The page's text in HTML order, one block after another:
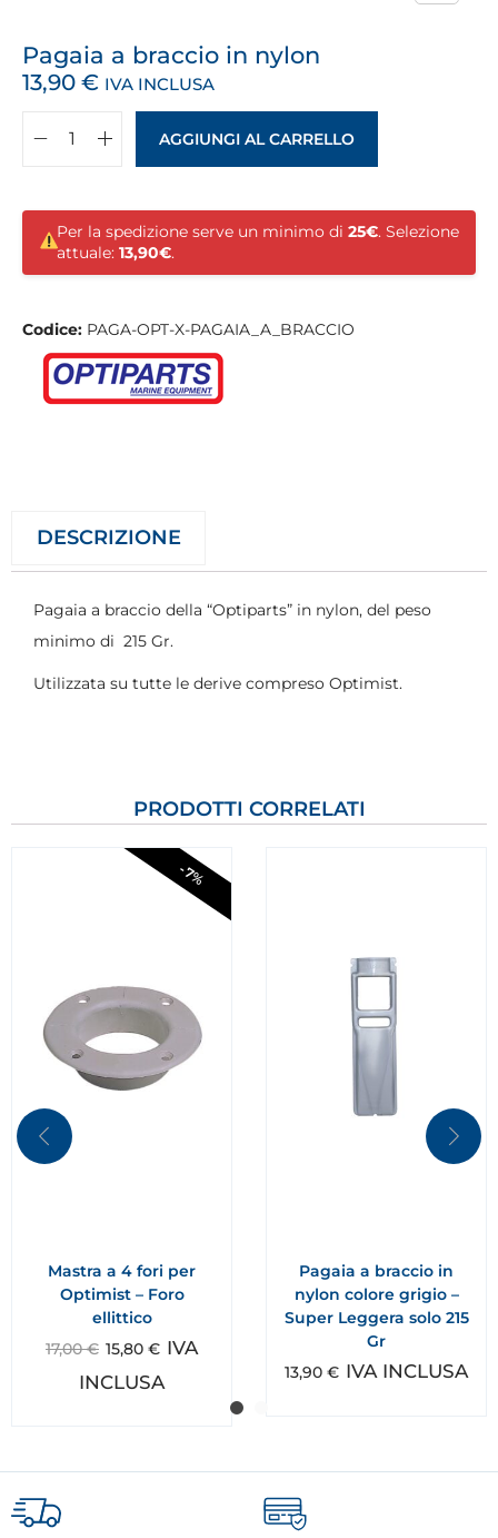
Pagaia a braccio in nylon
13,90 € IVA INCLUSA
AGGIUNGI AL CARRELLO
Per la spedizione serve un minimo di 25€. Selezione
attuale: 13,90€.
Codice: PAGA-OPT-X-PAGAIA_A_BRACCIO
DESCRIZIONE
Pagaia a braccio della “Optiparts” in nylon, del peso
minimo di 215 Gr.
Utilizzata su tutte le derive compreso Optimist.
PRODOTTI CORRELATI
-7%
Mastra a 4 fori per
Optimist – Foro
ellittico
17,00€ 15,80 € IVA
INCLUSA
Pagaia a braccio in
nylon colore grigio –
Super Leggera solo 215
Gr
13,90 € IVA INCLUSA